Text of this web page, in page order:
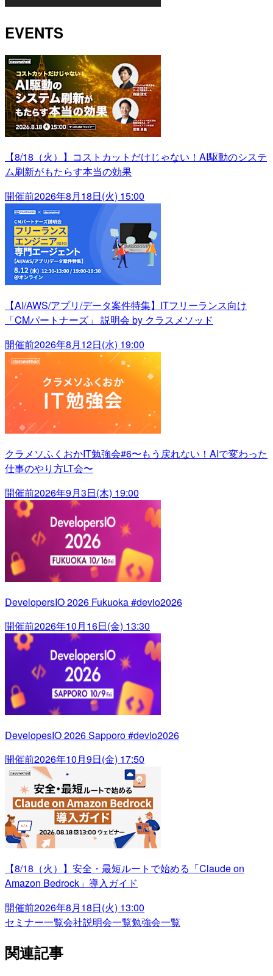
EVENTS
【8/18（火）】コストカットだけじゃない！AI駆動のシステ
ム刷新がもたらす本当の効果
開催前2026年8月18日(火) 15:00
【AI/AWS/アプリ/データ案件特集】ITフリーランス向け
「CMパートナーズ」 説明会 by クラスメソッド
開催前2026年8月12日(水) 19:00
クラメソふくおかIT勉強会#6〜もう戻れない！AIで変わった
仕事のやり方LT会〜
開催前2026年9月3日(木) 19:00
DevelopersIO 2026 Fukuoka #devio2026
開催前2026年10月16日(金) 13:30
DevelopesIO 2026 Sapporo #devio2026
開催前2026年10月9日(金) 17:50
【8/18（火）】安全・最短ルートで始める「Claude on
Amazon Bedrock」導入ガイド
開催前2026年8月18日(火) 13:00
セミナー一覧会社説明会一覧勉強会一覧
関連記事